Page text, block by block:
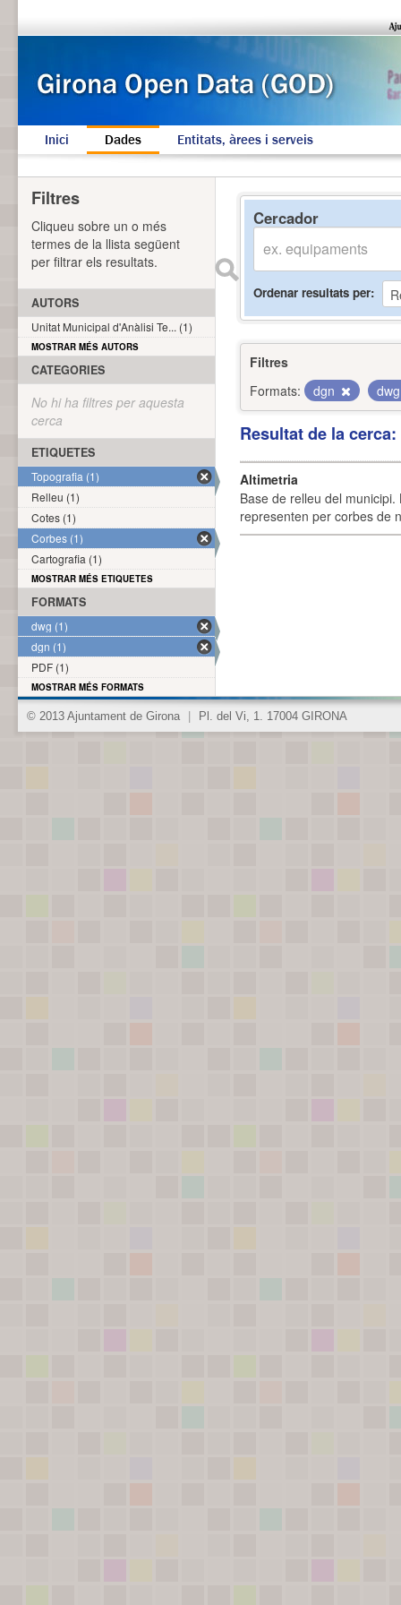
Inici Dades Entitats, àrees i serveis
Cercador
Ordenar resultats per
Filtres
Formats:
dgn
Resultat de la
Altimetria
Base de relleu del
representen per corbes de
Filtres
Cliqueu sobre un o més
termes de la llista següent
per filtrar els resultats.
AUTORS
Unitat Municipal d'Anàlisi Te... (1)
MOSTRAR MÉS AUTORS
CATEGORIES
No hi ha filtres per aquesta
cerca
ETIQUETES
Topografia (1)
Relleu (1)
Cotes (1)
Corbes (1)
Cartografia (1)
MOSTRAR MÉS ETIQUETES
FORMATS
dwg (1)
dgn (1)
PDF (1)
MOSTRAR MÉS FORMATS
© 2013 Ajuntament de Girona Pl. del Vi, 1. 17004 GIRONA